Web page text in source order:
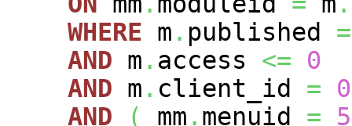
WHERE m . published =
AND m . access <=
0
AND m . client_id =
0
AND
( mm . menuid =
5